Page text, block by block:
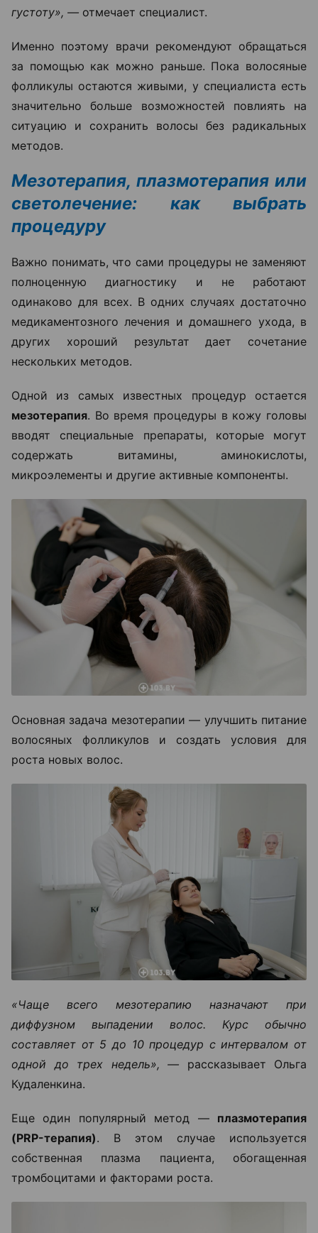
густоту», — отмечает специалист.
Именно поэтому врачи рекомендуют обращаться
за помощью как можно раньше. Пока волосяные
фолликулы остаются живыми, у специалиста есть
значительно больше возможностей повлиять на
ситуацию и сохранить волосы без радикальных
методов.
Мезотерапия, плазмотерапия или
светолечение: как выбрать
процедуру
Важно понимать, что сами процедуры не заменяют
полноценную диагностику и не работают
одинаково для всех. В одних случаях достаточно
медикаментозного лечения и домашнего ухода, в
других хороший результат дает сочетание
нескольких методов.
Одной из самых известных процедур остается
мезотерапия. Во время процедуры в кожу головы
вводят специальные препараты, которые могут
содержать витамины, аминокислоты,
микроэлементы и другие активные компоненты.
Основная задача мезотерапии — улучшить питание
волосяных фолликулов и создать условия для
роста новых волос.
«Чаще всего мезотерапию назначают при
диффузном выпадении волос. Курс обычно
составляет от 5 до 10 процедур с интервалом от
одной до трех недель», — рассказывает Ольга
Кудаленкина.
Еще один популярный метод — плазмотерапия
(PRP-терапия). В этом случае используется
собственная плазма пациента, обогащенная
тромбоцитами и факторами роста.